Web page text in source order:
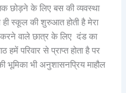
के लिए बस की व्यवस्था
ही स्कूल की शुरुआत होती है मेरा
वाले छात्र के लिए दंड का
परिवार से प्राप्त होता है पर
भी अनुशासनप्रिय माहौल